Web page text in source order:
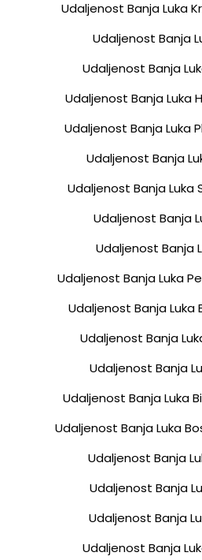
Udaljenost Banja Luka
Udaljenost Banja
Udaljenost Banja
Udaljenost Banja Luka
Udaljenost Banja Luka
Udaljenost Banja
Udaljenost Banja Luka
Udaljenost Banja
Udaljenost Banja
Udaljenost Banja Luka
Udaljenost Banja Luka
Udaljenost Banja
Udaljenost Banja
Udaljenost Banja Luka
Udaljenost Banja Luka
Udaljenost Banja
Udaljenost Banja
Udaljenost Banja
Udaljenost Banja